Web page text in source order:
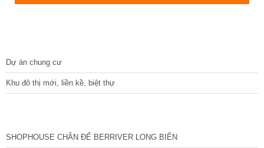
Dự án chung cư
Khu đô thị mới, liền kề, biệt thự
SHOPHOUSE CHÂN ĐẾ BERRIVER LONG BIÊN